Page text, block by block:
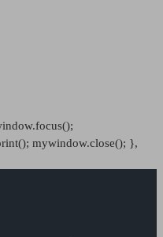
mywindow.close(); },